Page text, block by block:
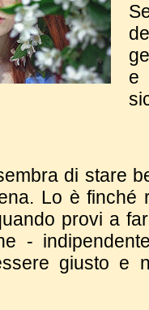
di stare
Lo è finché
provi a
-
giusto e